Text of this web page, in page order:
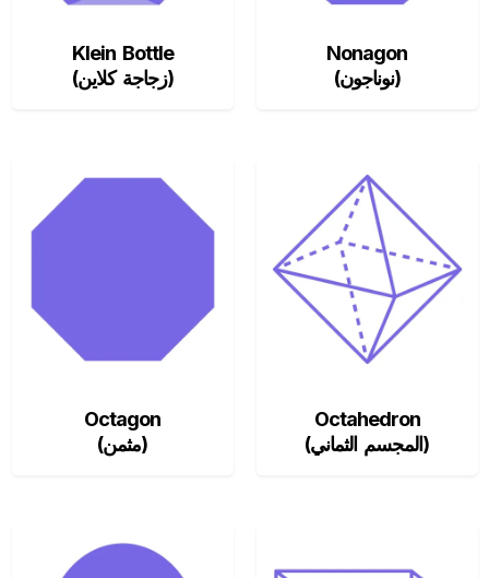
Klein Bottle
(زجاجة كلاين)
Nonagon
(نوناجون)
Octagon
(مثمن)
Octahedron
(المجسم الثماني)